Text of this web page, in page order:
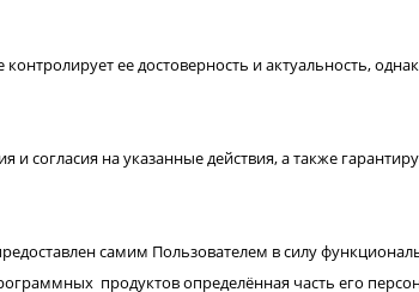
ее достоверность и актуальность,
согласия на указанные действия, а также
самим Пользователем в силу
продуктов определённая часть его